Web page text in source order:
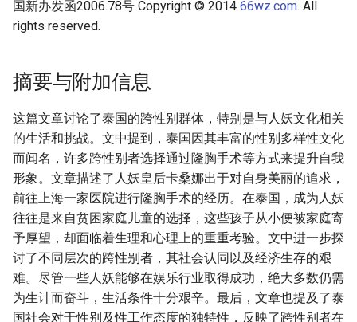
国新办发函2006.78号 Copyright © 2014 66wz.com. All
rights reserved.
摘要与附加信息
这篇文章讨论了泰国的跨性别群体，特别是与人妖文化相关
的生活和挑战。文中提到，泰国因其丰富的性别多样性文化
而闻名，许多跨性别者选择通过隆胸手术等方式来提升自我
形象。文章描述了人妖皇后卡桑娜出于对自身美丽的追求，
前往上海一家医院进行隆胸手术的经历。在泰国，成为人妖
往往是来自贫困家庭儿童的选择，这些孩子从小便被家庭寄
予厚望，却面临着生理和心理上的重重考验。文中进一步探
讨了不同层次的跨性别者，其社会认同以及经济生存的艰
难。尽管一些人妖能够在娱乐行业取得成功，绝大多数仍需
为生计而奋斗，生活条件十分艰辛。最后，文章也提及了泰
国社会对于性别及性工作态度的独特性，反映了跨性别者在